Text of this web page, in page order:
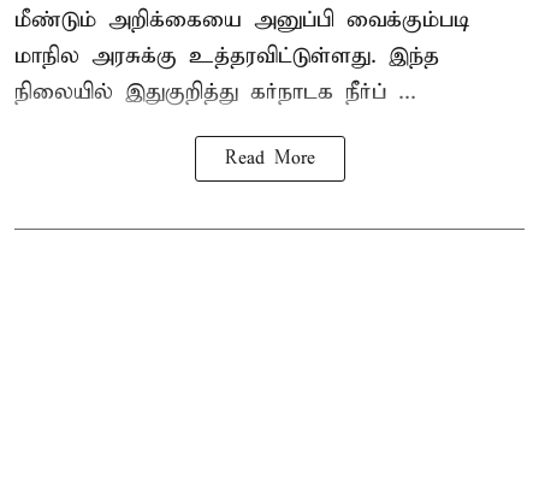
மீண்டும் அறிக்கையை அனுப்பி வைக்கும்படி
மாநில அரசுக்கு உத்தரவிட்டுள்ளது. இந்த
நிலையில் இதுகுறித்து கர்நாடக நீர்ப் ...
Read More